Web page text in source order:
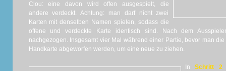
Clou: eine davon wird offen ausgespielt, die
andere verdeckt. Achtung: man darf nicht zwei
Karten mit denselben Namen spielen, sodass die
offene und verdeckte Karte identisch sind. Nach dem
nachgezogen. Insgesamt vier Mal während einer Partie, bevor man
Handkarte abgeworfen werden, um eine neue zu ziehen.
In Schritt 2